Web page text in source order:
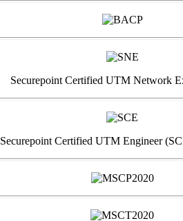
Securepoint Certified UTM Network
Securepoint Certified UTM Engineer